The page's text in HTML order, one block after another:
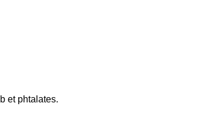
et phtalates.